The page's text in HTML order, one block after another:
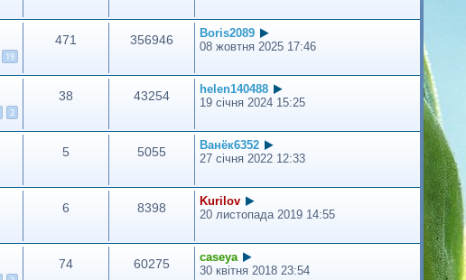
19
471 356946
Boris2089
08 жовтня 2025 17:46
2
38 43254
helen140488
19 січня 2024 15:25
5 5055
Ванёк6352
27 січня 2022 12:33
6 8398
Kurilov
20 листопада 2019 14:55
74 60275
caseya
30 квітня 2018 23:54